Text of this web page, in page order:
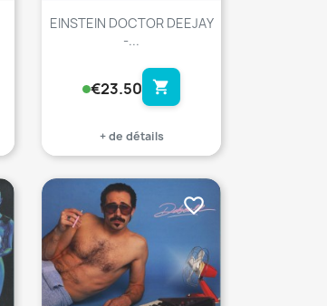
EINSTEIN DOCTOR DEEJAY
-...
€23.50 shopping_cart
+ de détails
favorite_border